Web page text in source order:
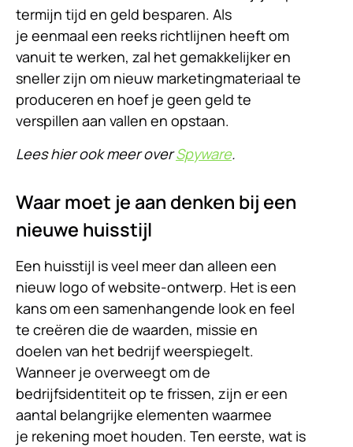
termijn tijd en geld besparen. Als
je eenmaal een reeks richtlijnen heeft om
vanuit te werken, zal het gemakkelijker en
sneller zijn om nieuw marketingmateriaal te
produceren en hoef je geen geld te
verspillen aan vallen en opstaan.
Lees hier ook meer overSpyware.
Waar moet je aan denken bij een
nieuwe huisstijl
Een huisstijl is veel meer dan alleen een
nieuw logo of website-ontwerp. Het is een
kans om een ​​samenhangende look en feel
te creëren die de waarden, missie en
doelen van het bedrijf weerspiegelt.
Wanneer je overweegt om de
bedrijfsidentiteit op te frissen, zijn er een
aantal belangrijke elementen waarmee
je rekening moet houden. Ten eerste, wat is